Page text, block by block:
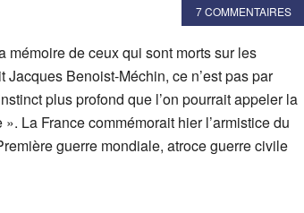
7 COMMENTAIRES
mémoire de ceux qui sont morts sur les
Benoist-Méchin, ce n’est pas par
plus profond que l’on pourrait appeler la
La France commémorait hier l’armistice du
guerre mondiale, atroce guerre civile